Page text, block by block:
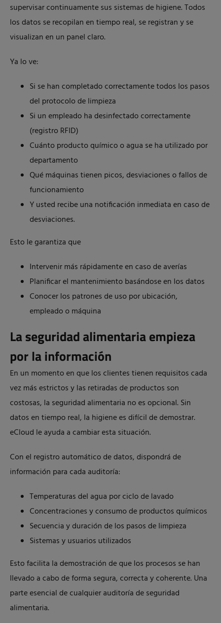
supervisar continuamente sus sistemas de higiene. Todos
los datos se recopilan en tiempo real, se registran y se
visualizan en un panel claro.
Ya lo ve:
Si se han completado correctamente todos los pasos
del protocolo de limpieza
Si un empleado ha desinfectado correctamente
(registro RFID)
Cuánto producto químico o agua se ha utilizado por
departamento
Qué máquinas tienen picos, desviaciones o fallos de
funcionamiento
Y usted recibe una notificación inmediata en caso de
desviaciones.
Esto le garantiza que
Intervenir más rápidamente en caso de averías
Planificar el mantenimiento basándose en los datos
Conocer los patrones de uso por ubicación,
empleado o máquina
La seguridad alimentaria empieza
por la información
En un momento en que los clientes tienen requisitos cada
vez más estrictos y las retiradas de productos son
costosas, la seguridad alimentaria no es opcional. Sin
datos en tiempo real, la higiene es difícil de demostrar.
eCloud le ayuda a cambiar esta situación.
Con el registro automático de datos, dispondrá de
información para cada auditoría:
Temperaturas del agua por ciclo de lavado
Concentraciones y consumo de productos químicos
Secuencia y duración de los pasos de limpieza
Sistemas y usuarios utilizados
Esto facilita la demostración de que los procesos se han
llevado a cabo de forma segura, correcta y coherente. Una
parte esencial de cualquier auditoría de seguridad
alimentaria.